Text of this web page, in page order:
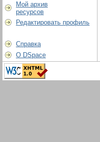
Мой архив
ресурсов
Редактировать профиль
Справка
О DSpace